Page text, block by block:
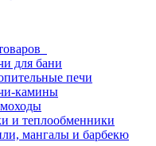
для бани
печи
камины
и теплообменники
мангалы и барбекю